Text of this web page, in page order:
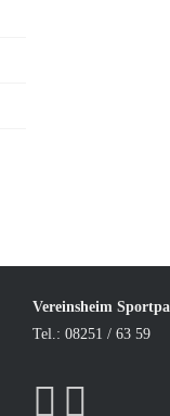
Vereinsheim
Tel.: 08251 / 63 59